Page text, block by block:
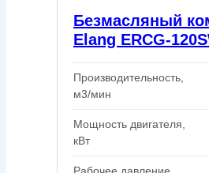
Безмасляный
Elang ERCG-
Производительность,
м3/мин
Мощность двигателя,
кВт
Рабочее давление,